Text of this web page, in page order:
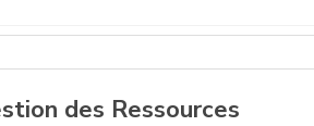
des Ressources